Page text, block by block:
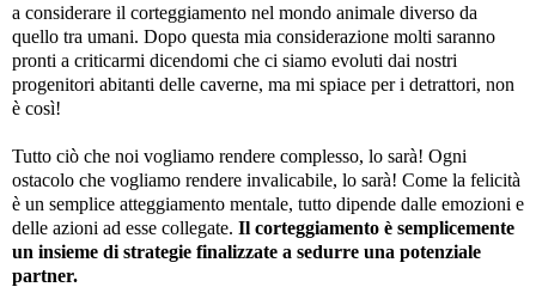
a considerare il corteggiamento nel mondo animale diverso da
quello tra umani. Dopo questa mia considerazione molti saranno
pronti a criticarmi dicendomi che ci siamo evoluti dai nostri
progenitori abitanti delle caverne, ma mi spiace per i detrattori, non
è così!
Tutto ciò che noi vogliamo rendere complesso, lo sarà! Ogni
ostacolo che vogliamo rendere invalicabile, lo sarà! Come la felicità
è un semplice atteggiamento mentale, tutto dipende dalle emozioni e
delle azioni ad esse collegate. Il corteggiamento è semplicemente
un insieme di strategie finalizzate a sedurre una potenziale
partner.